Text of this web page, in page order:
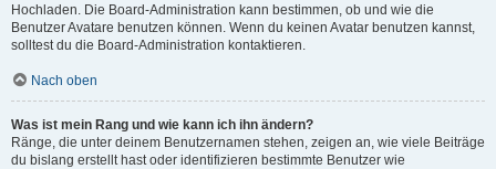
Hochladen. Die Board-Administration kann bestimmen, ob und wie die
Benutzer Avatare benutzen können. Wenn du keinen Avatar benutzen kannst,
solltest du die Board-Administration kontaktieren.
Nach oben
Was ist mein Rang und wie kann ich ihn ändern?
Ränge, die unter deinem Benutzernamen stehen, zeigen an, wie viele Beiträge
du bislang erstellt hast oder identifizieren bestimmte Benutzer wie